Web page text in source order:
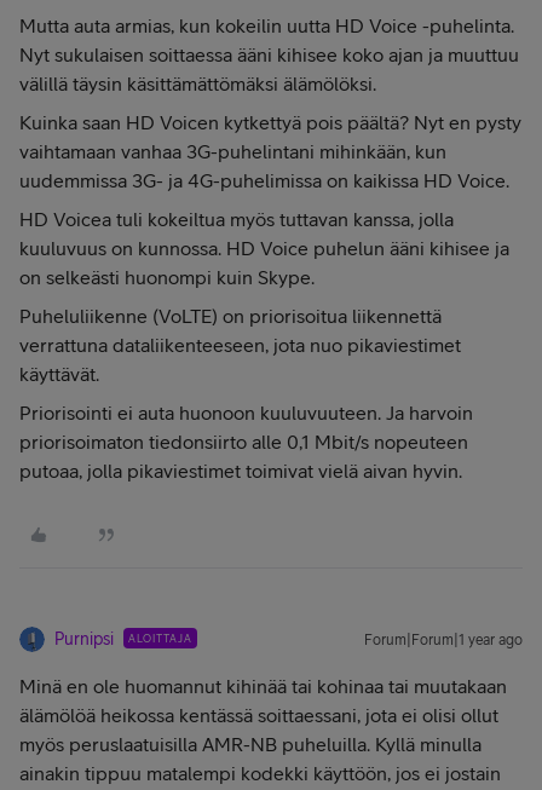
Mutta auta armias, kun kokeilin uutta HD Voice -puhelinta.
Nyt sukulaisen soittaessa ääni kihisee koko ajan ja muuttuu
välillä täysin käsittämättömäksi älämölöksi.
Kuinka saan HD Voicen kytkettyä pois päältä? Nyt en pysty
vaihtamaan vanhaa 3G-puhelintani mihinkään, kun
uudemmissa 3G- ja 4G-puhelimissa on kaikissa HD Voice.
HD Voicea tuli kokeiltua myös tuttavan kanssa, jolla
kuuluvuus on kunnossa. HD Voice puhelun ääni kihisee ja
on selkeästi huonompi kuin Skype.
Puheluliikenne (VoLTE) on priorisoitua liikennettä
verrattuna dataliikenteeseen, jota nuo pikaviestimet
käyttävät.
Priorisointi ei auta huonoon kuuluvuuteen. Ja harvoin
priorisoimaton tiedonsiirto alle 0,1 Mbit/s nopeuteen
putoaa, jolla pikaviestimet toimivat vielä aivan hyvin.
Purnipsi ALOITTAJA Forum|Forum|1 year ago
Minä en ole huomannut kihinää tai kohinaa tai muutakaan
älämölöä heikossa kentässä soittaessani, jota ei olisi ollut
myös peruslaatuisilla AMR-NB puheluilla. Kyllä minulla
ainakin tippuu matalempi kodekki käyttöön, jos ei jostain